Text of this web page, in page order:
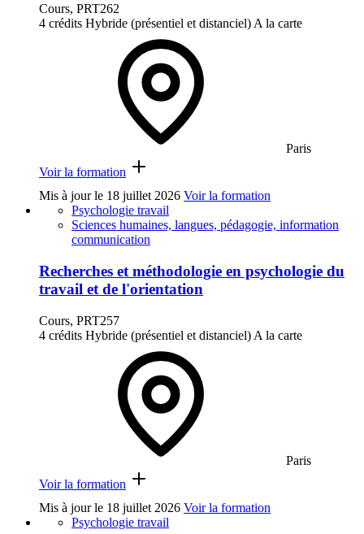
Cours, PRT262
4 crédits Hybride (présentiel et distanciel) A la carte
Paris
Voir la formation
Mis à jour le 18 juillet 2026 Voir la formation
Psychologie travail
Sciences humaines, langues, pédagogie, information
communication
Recherches et méthodologie en psychologie du
travail et de l'orientation
Cours, PRT257
4 crédits Hybride (présentiel et distanciel) A la carte
Paris
Voir la formation
Mis à jour le 18 juillet 2026 Voir la formation
Psychologie travail